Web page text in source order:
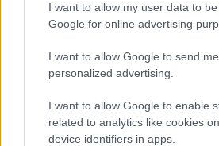
I want to allow my user data to
Google for online advertising
I want to allow Google to send me
personalized advertising.
I want to allow Google to enable
related to analytics like cookies
device identifiers in apps.
A vendégelőadások is jelentős
struktúrának – jegyezte meg
fontosnak tartja, hogy a színház
szerint teret adjanak más
együttesek, köztük határon túli
produkcióinak. Mint
lényeges eleme volt az
nemzetközi színházi